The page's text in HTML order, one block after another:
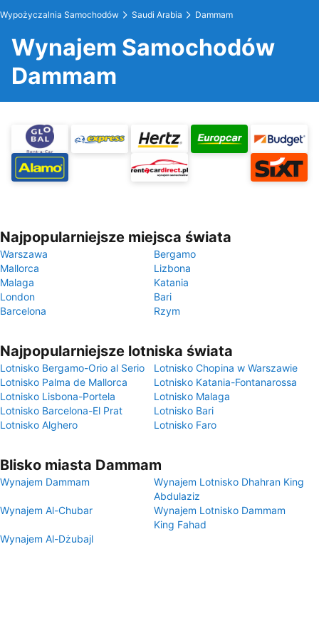
Wypożyczalnia Samochodów Saudi Arabia Dammam
Wynajem Samochodów
Dammam
Najpopularniejsze miejsca świata
Warszawa
Bergamo
Mallorca
Lizbona
Malaga
Katania
London
Bari
Barcelona
Rzym
Najpopularniejsze lotniska świata
Lotnisko Bergamo-Orio al Serio
Lotnisko Chopina w Warszawie
Lotnisko Palma de Mallorca
Lotnisko Katania-Fontanarossa
Lotnisko Lisbona-Portela
Lotnisko Malaga
Lotnisko Barcelona-El Prat
Lotnisko Bari
Lotnisko Alghero
Lotnisko Faro
Blisko miasta Dammam
Wynajem Dammam
Wynajem Lotnisko Dhahran King
Abdulaziz
Wynajem Al-Chubar
Wynajem Lotnisko Dammam
King Fahad
Wynajem Al-Dżubajl